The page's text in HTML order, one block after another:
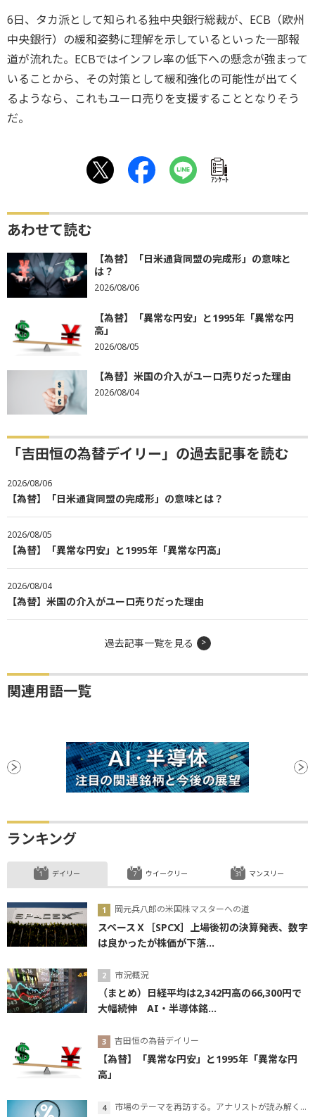
6日、タカ派として知られる独中央銀行総裁が、ECB（欧州
中央銀行）の緩和姿勢に理解を示しているといった一部報
道が流れた。ECBではインフレ率の低下への懸念が強まって
いることから、その対策として緩和強化の可能性が出てく
るようなら、これもユーロ売りを支援することとなりそう
だ。
ｱﾝｹｰﾄ
あわせて読む
【為替】「日米通貨同盟の完成形」の意味と
は？
2026/08/06
【為替】「異常な円安」と1995年「異常な円
高」
2026/08/05
【為替】米国の介入がユーロ売りだった理由
2026/08/04
「吉田恒の為替デイリー」の過去記事を読む
2026/08/06
【為替】「日米通貨同盟の完成形」の意味とは？
2026/08/05
【為替】「異常な円安」と1995年「異常な円高」
2026/08/04
【為替】米国の介入がユーロ売りだった理由
過去記事一覧を見る
関連用語一覧
ランキング
デイリー
岡元兵八郎の米国株マスターへの道
スペースＸ［SPCX］上場後初の決算発表、数字
は良かったが株価が下落...
市況概況
（まとめ）日経平均は2,342円高の66,300円で
大幅続伸 AI・半導体銘...
吉田恒の為替デイリー
【為替】「異常な円安」と1995年「異常な円
高」
市場のテーマを再訪する。アナリストが読み解くテーマの本質
ウイークリー マンスリー